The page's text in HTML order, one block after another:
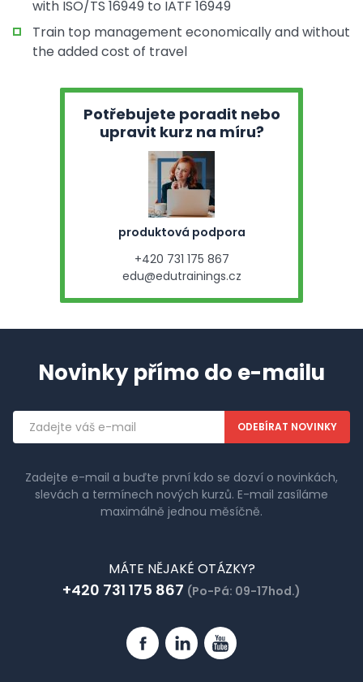
with ISO/TS 16949 to IATF 16949
Train top management economically and without
the added cost of travel
Potřebujete poradit nebo
upravit kurz na míru?
produktová podpora
+420 731 175 867
edu@edutrainings.cz
Novinky přímo do e-mailu
Emailová
adresa
Zadejte e-mail a buďte první kdo se dozví o novinkách,
slevách a termínech nových kurzů. E-mail zasíláme
maximálně jednou měsíčně.
MÁTE NĚJAKÉ OTÁZKY?
+420 731 175 867 (Po-Pá: 09-17hod.)
FacebookLinkedinYouTube